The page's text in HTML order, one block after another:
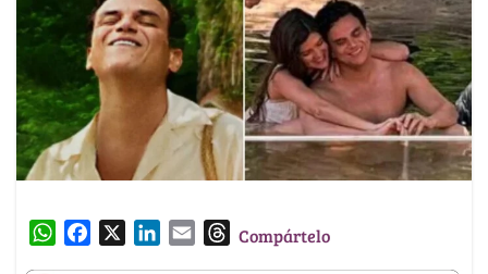
W
TCompártelo